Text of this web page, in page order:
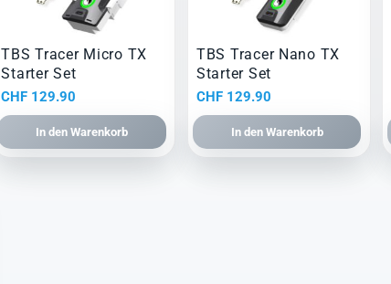
TBS Tracer Micro TX
Starter Set
CHF 129.90
In den Warenkorb
TBS Tracer Nano TX
Starter Set
CHF 129.90
In den Warenkorb